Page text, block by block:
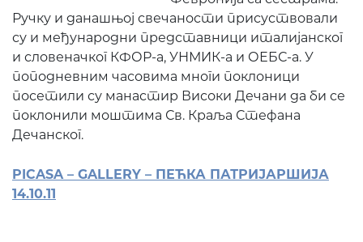
Ручку и данашњој свечаности присуствовали
су и међународни представници италијанског
и словеначког КФОР-а, УНМИК-а и ОЕБС-а. У
поподневним часовима многи поклоници
посетили су манастир Високи Дечани да би се
поклонили моштима Св. Краља Стефана
Дечанског.
PICASA – GALLERY – ПЕЋКА ПАТРИЈАРШИЈА
14.10.11